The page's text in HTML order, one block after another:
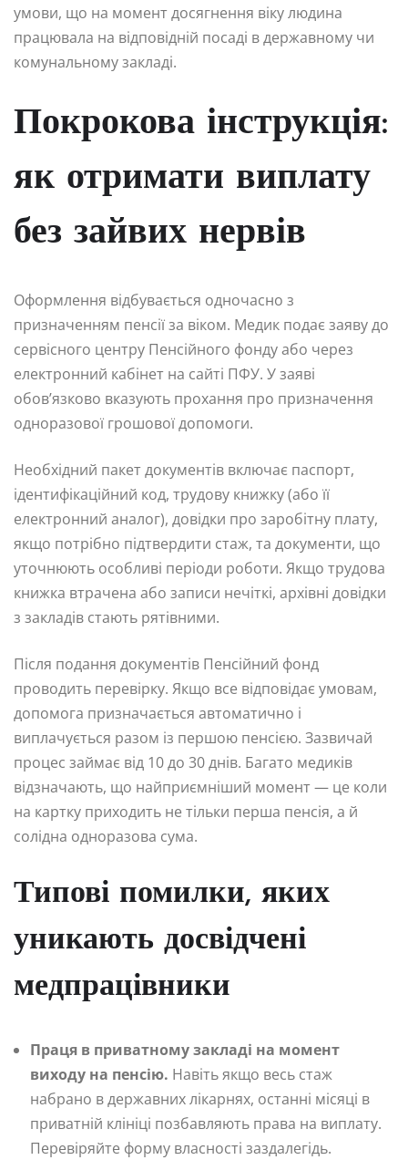
умови, що на момент досягнення віку людина
працювала на відповідній посаді в державному чи
комунальному закладі.
Покрокова інструкція:
як отримати виплату
без зайвих нервів
Оформлення відбувається одночасно з
призначенням пенсії за віком. Медик подає заяву до
сервісного центру Пенсійного фонду або через
електронний кабінет на сайті ПФУ. У заяві
обов’язково вказують прохання про призначення
одноразової грошової допомоги.
Необхідний пакет документів включає паспорт,
ідентифікаційний код, трудову книжку (або її
електронний аналог), довідки про заробітну плату,
якщо потрібно підтвердити стаж, та документи, що
уточнюють особливі періоди роботи. Якщо трудова
книжка втрачена або записи нечіткі, архівні довідки
з закладів стають рятівними.
Після подання документів Пенсійний фонд
проводить перевірку. Якщо все відповідає умовам,
допомога призначається автоматично і
виплачується разом із першою пенсією. Зазвичай
процес займає від 10 до 30 днів. Багато медиків
відзначають, що найприємніший момент — це коли
на картку приходить не тільки перша пенсія, а й
солідна одноразова сума.
Типові помилки, яких
уникають досвідчені
медпрацівники
Праця в приватному закладі на момент
виходу на пенсію. Навіть якщо весь стаж
набрано в державних лікарнях, останні місяці в
приватній клініці позбавляють права на виплату.
Перевіряйте форму власності заздалегідь.